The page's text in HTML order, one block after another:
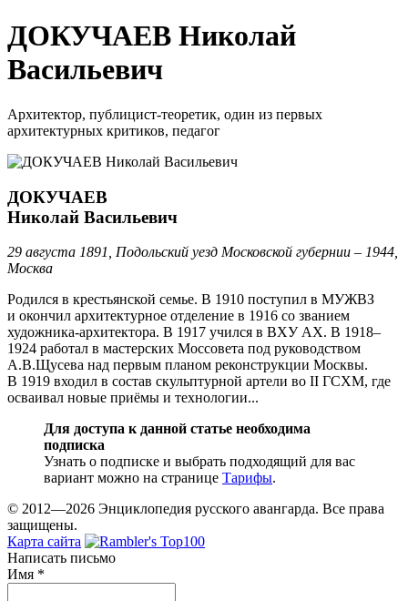
ДОКУЧАЕВ Николай
Васильевич
Архитектор, публицист-теоретик, один из первых
архитектурных критиков, педагог
ДОКУЧАЕВ
Николай Васильевич
29 августа 1891, Подольский уезд Московской губернии – 1944,
Москва
Родился в крестьянской семье. В 1910 поступил в МУЖВЗ
и окончил архитектурное отделение в 1916 со званием
художника-архитектора. В 1917 учился в ВХУ АХ. В 1918–
1924 работал в мастерских Моссовета под руководством
А.В.Щусева над первым планом реконструкции Москвы.
В 1919 входил в состав скульптурной артели во II ГСХМ, где
осваивал новые приёмы и технологии...
Для доступа к данной статье необходима
подписка
Узнать о подписке и выбрать подходящий для вас
вариант можно на странице Тарифы.
© 2012—2026 Энциклопедия русского авангарда. Все права
защищены.
Карта сайта
Написать письмо
Имя *